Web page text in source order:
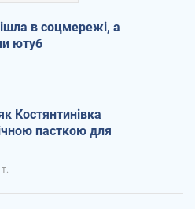
в соцмережі, а
ютуб
Костянтинівка
пасткою для